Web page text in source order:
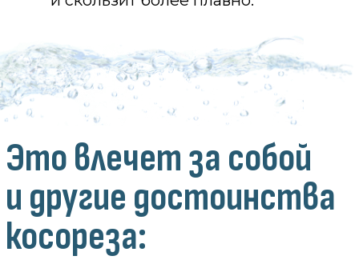
все закладные детали из металла
«вплавлены» в корпус, что
обеспечило надежность
конструкции и ее долгий срок
службы;